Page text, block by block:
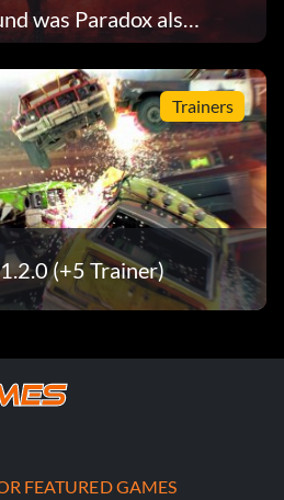
was Paradox als
Trainers
(+5 Trainer)
FEATURED GAMES